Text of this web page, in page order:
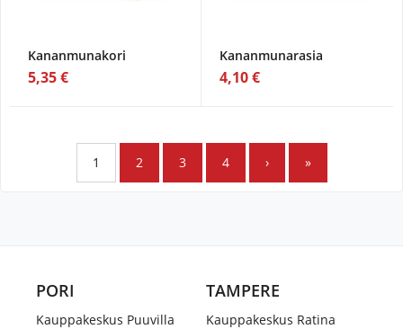
Kananmunakori
5,35 €
Kananmunarasia
4,10 €
1 2 3 4 › »
PORI
Kauppakeskus Puuvilla
TAMPERE
Kauppakeskus Ratina